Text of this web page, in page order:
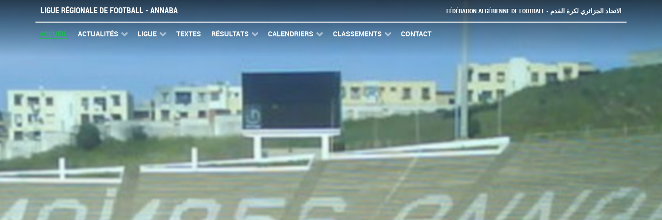
LIGUE RÉGIONALE DE FOOTBALL - ANNABA FÉDÉRATION ALGÉRIENNE DE FOOTBALL - الاتحاد الجزائري لكرة القدم
ACCUEIL ACTUALITÉS LIGUE TEXTES RÉSULTATS CALENDRIERS CLASSEMENTS CONTACT